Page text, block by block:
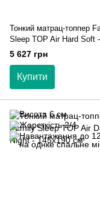
Тонкий матрац-топпер
Sleep TOP Air Hard Soft -
145х190 см
5 627 грн
Купити